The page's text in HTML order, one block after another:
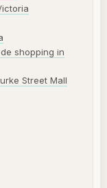
shopping in
Street Mall